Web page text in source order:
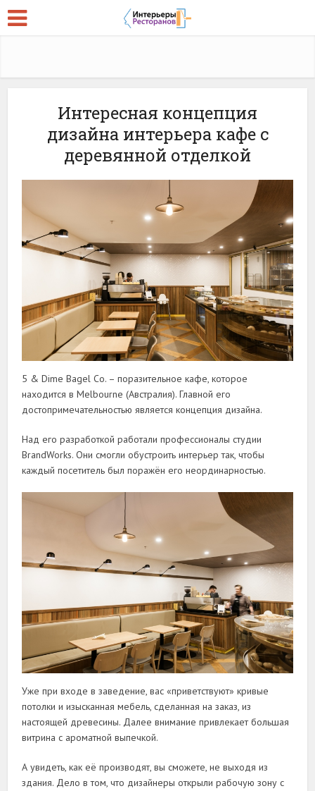
Интересная концепция
дизайна интерьера кафе с
деревянной отделкой
5 & Dime Bagel Co. – поразительное кафе, которое
находится в Melbourne (Австралия). Главной его
достопримечательностью является концепция дизайна.
Над его разработкой работали профессионалы студии
BrandWorks. Они смогли обустроить интерьер так, чтобы
каждый посетитель был поражён его неординарностью.
Уже при входе в заведение, вас «приветствуют» кривые
потолки и изысканная мебель, сделанная на заказ, из
настоящей древесины. Далее внимание привлекает большая
витрина с ароматной выпечкой.
А увидеть, как её производят, вы сможете, не выходя из
здания. Дело в том, что дизайнеры открыли рабочую зону с